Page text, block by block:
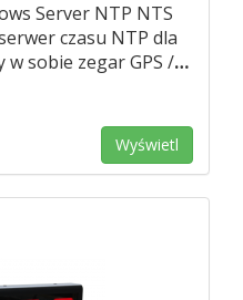
Server NTP NTS
czasu NTP dla
w sobie zegar GPS /…
Wyświetl